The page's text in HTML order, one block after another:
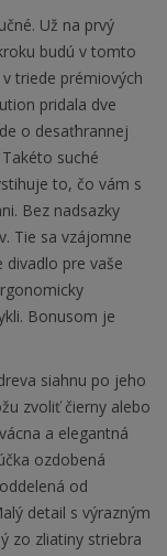
Už na prvý
budú v tomto
triede prémiových
pridala dve
o desaťhrannej
suché
to, čo vám s
Bez nadsazky
Tie sa vzájomne
divadlo pre vaše
Bonusom je
siahnu po jeho
zvoliť čierny alebo
a elegantná
ozdobená
od
detail s výrazným
zo zliatiny striebra